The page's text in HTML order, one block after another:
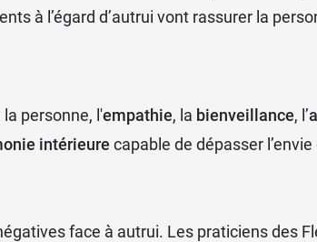
à l’égard d’autrui vont rassurer la
la personne, l'empathie, la bienveillance, l’
intérieure capable de dépasser
face à autrui. Les praticiens des